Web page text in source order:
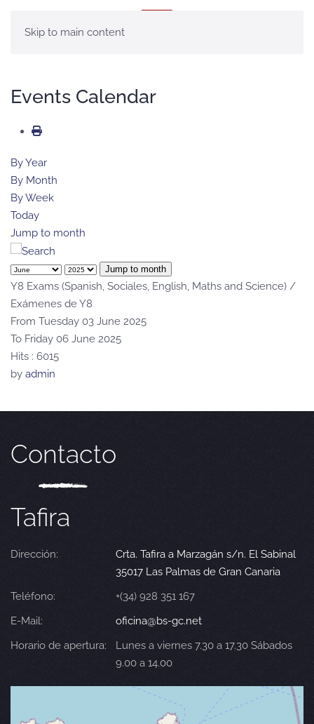
Skip to main content
Events Calendar
By Year
By Month
By Week
Today
Jump to month
Jump to month
Y8 Exams (Spanish, Sociales, English, Maths and Science) /
Exámenes de Y8
From Tuesday 03 June 2025
To Friday 06 June 2025
Hits : 6015
by admin
Contacto
Tafira
Dirección:
Crta. Tafira a Marzagán s/n. El Sabinal
35017 Las Palmas de Gran Canaria
Teléfono:
+(34) 928 351 167
E-Mail:
oficina@bs-gc.net
Horario de apertura:
Lunes a viernes 7.30 a 17.30 Sábados
9.00 a 14.00